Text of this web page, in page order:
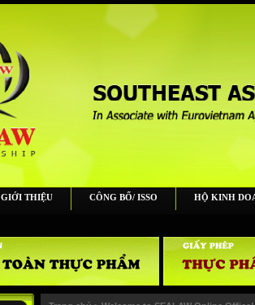
GIỚI THIỆU CÔNG BỐ/ ISSO HỘ KINH